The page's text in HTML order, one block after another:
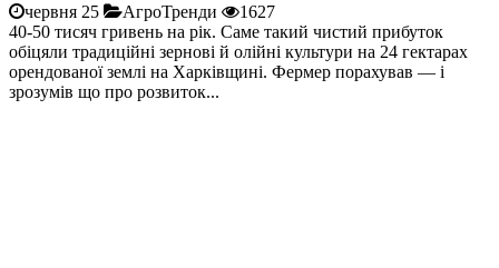
червня 25 АгроТренди
1627
40-50 тисяч гривень на рік. Саме такий чистий прибуток
обіцяли традиційні зернові й олійні культури на 24 гектарах
орендованої землі на Харківщині. Фермер порахував — і
зрозумів що про розвиток...